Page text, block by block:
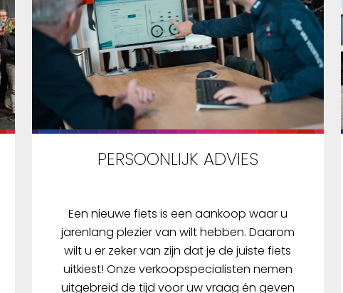
PERSOONLIJK ADVIES
Een nieuwe fiets is een aankoop waar u
jarenlang plezier van wilt hebben. Daarom
wilt u er zeker van zijn dat je de juiste fiets
uitkiest! Onze verkoopspecialisten nemen
uitgebreid de tijd voor uw vraag én geven